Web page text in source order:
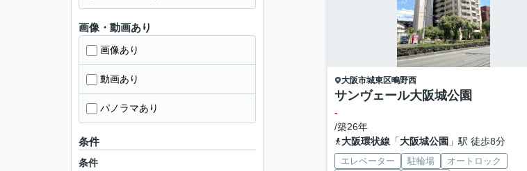
大阪市城東区鴫野西
サンヴェール大阪城公園
-
/築26年
大阪環状線「大阪城公園 」駅 徒歩8分
エレベーター 駐輪場
オートロック
画像・動画あり
画像あり
動画あり
パノラマあり
条件
条件